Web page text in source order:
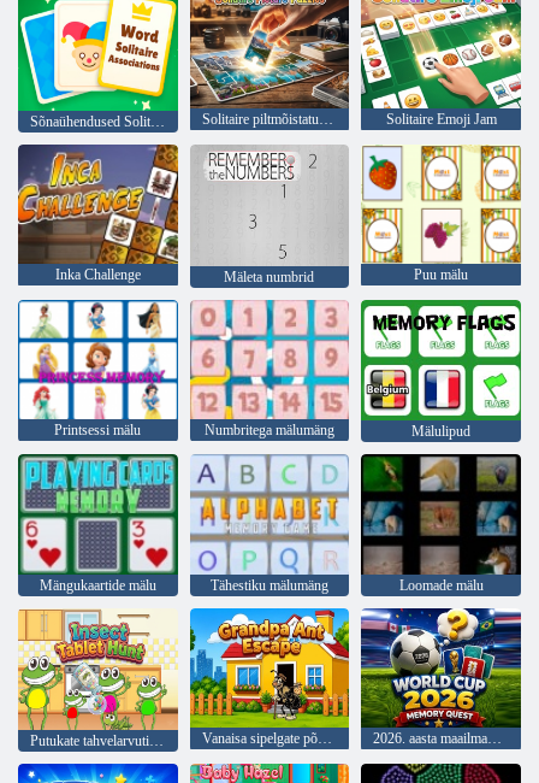
Solitaire piltmõistatused Solitaire Emoji Jam
Inka Challenge Mäleta numbrid Puu mälu
Printsessi mälu Numbritega mälumäng Mälulipud
Mängukaartide mälu Tähestiku mälumäng Loomade mälu
Vanaisa sipelgate põgenemine 2026. aasta maailmameistrivõistluste mälukatse